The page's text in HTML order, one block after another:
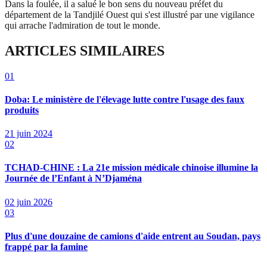
Dans la foulée, il a salué le bon sens du nouveau préfet du
département de la Tandjilé Ouest qui s'est illustré par une vigilance
qui arrache l'admiration de tout le monde.
ARTICLES SIMILAIRES
01
Doba: Le ministère de l'élevage lutte contre l'usage des faux
produits
21 juin 2024
02
TCHAD-CHINE : La 21e mission médicale chinoise illumine la
Journée de l’Enfant à N’Djaména
02 juin 2026
03
Plus d'une douzaine de camions d'aide entrent au Soudan, pays
frappé par la famine